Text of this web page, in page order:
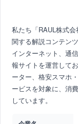
私たち「RAUL株式
関する解説コンテン
インターネット、通
報サイトを運営して
ーター、格安スマホ
ービスを対象に、消
しています。